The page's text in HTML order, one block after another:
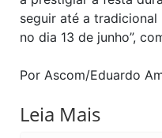
seguir até a
no dia 13 de junho”,
Por Ascom/Eduardo
Leia Mais